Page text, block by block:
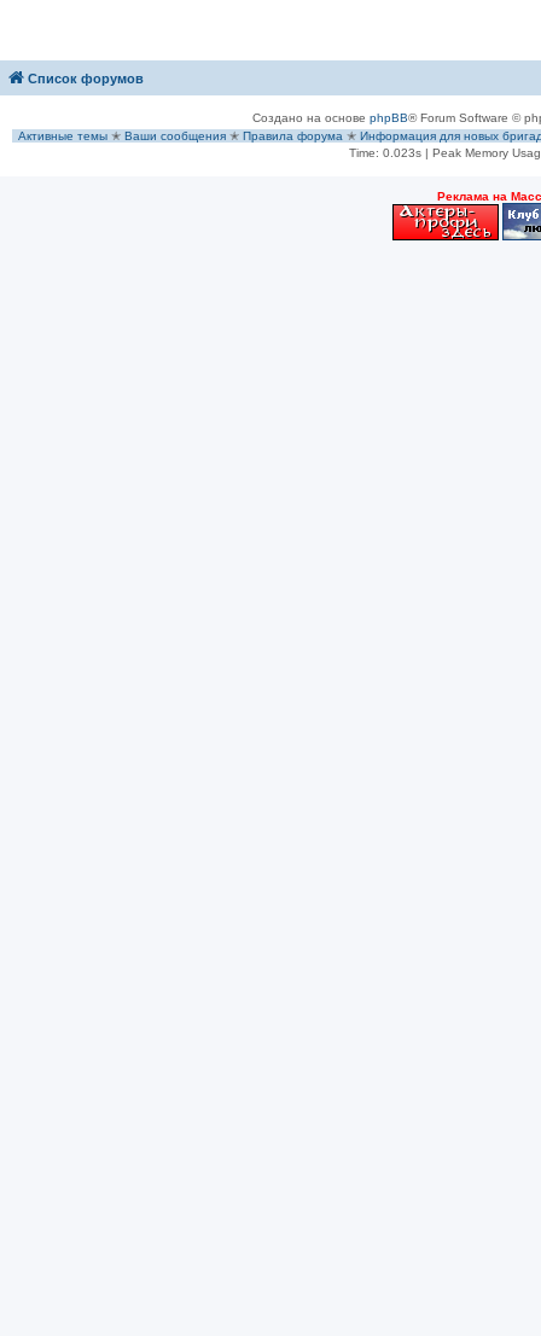
Список форумов
Создано на основе phpBB® Forum Software ©
Активные темы ✭ Ваши сообщения ✭ Правила форума ✭ Информация для новых
Time: 0.023s| Peak Memory
Рeклама на